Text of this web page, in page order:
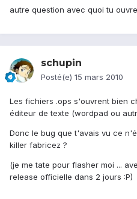
autre question avec quoi tu
schupin
Posté(e) 15 mars 2010
Les fichiers .ops s'ouvrent bien
éditeur de texte (wordpad ou
Donc le bug que t'avais vu ce
killer fabricez ?
(je me tate pour flasher moi ...
release officielle dans 2 jours :P)